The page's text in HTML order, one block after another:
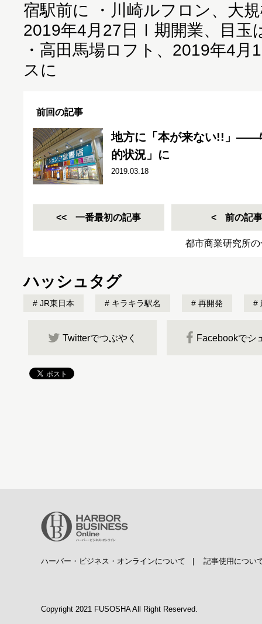
宿駅前に
・ 川崎ルフロン、大
2019年4月27日Ⅰ期開業、目玉
・ 高田馬場ロフト、2019年4月
スに
前回の記事
地方に「本が来ない!!」――
的状況」に
2019.03.18
一番最初の記事 前の記事
都市商業研究所
ハッシュタグ
JR東日本 キラキラ駅名 再開発
Twitterでつぶやく Facebookでシ
ハーバー・ビジネス・オンラインについて 記事使用につい
Copyright 2021 FUSOSHA All Right Reserved.